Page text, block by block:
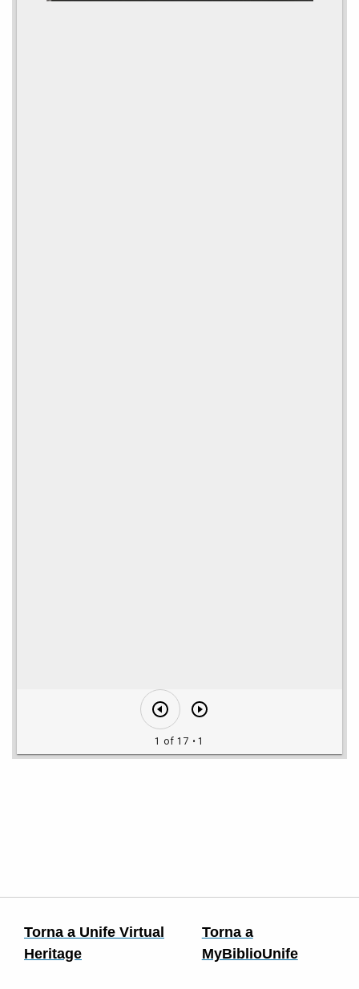
1 of 17 • 1
Torna a Unife Virtual
Heritage
Torna a
MyBiblioUnife